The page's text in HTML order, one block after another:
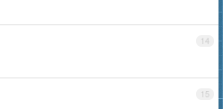
14
15